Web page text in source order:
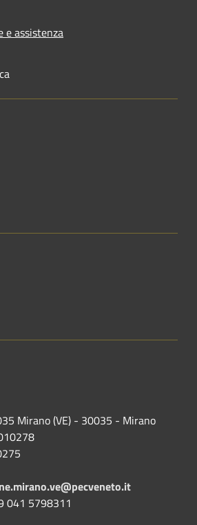
e assistenza
Mirano (VE) - 30035 - Mirano
041 5798311